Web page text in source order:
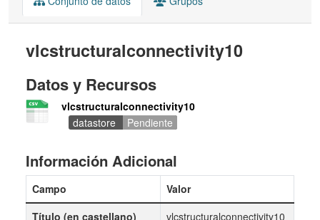
vlcstructuralconnectivity10
Datos y Recursos
vlcstructuralconnectivity10
datastore
Pendiente
Información Adicional
Campo
Valor
Título (en castellano)
vlcstructuralconnectivity10